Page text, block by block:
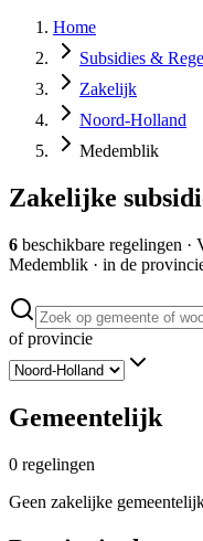
Home
Subsidies &
Zakelijk
Noord-Holland
Medemblik
Zakelijke
6 beschikbare regelingen ·
Medemblik · in de
of provincie
Gemeentelijk
0 regelingen
Geen zakelijke